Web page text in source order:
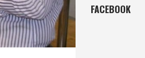
FACEBOOK